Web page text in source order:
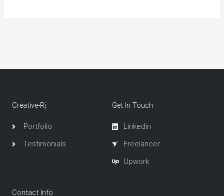
Creative-Rj
Portfolio
Testimonials
Get In Touch
Linkedin
Freelancer
Upwork
Contact Info